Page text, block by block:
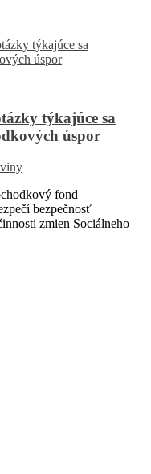
týkajúce sa
úspor
fond
bezpečnosť
zmien Sociálneho